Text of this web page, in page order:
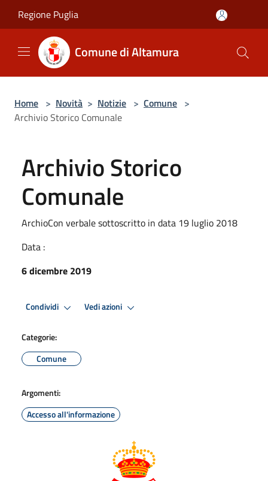
Regione Puglia
Comune di Altamura
Home > Novità > Notizie > Comune >
Archivio Storico Comunale
Archivio Storico
Comunale
ArchioCon verbale sottoscritto in data 19 luglio 2018
Data :
6 dicembre 2019
Condividi Vedi azioni
Categorie:
Comune
Argomenti:
Accesso all'informazione